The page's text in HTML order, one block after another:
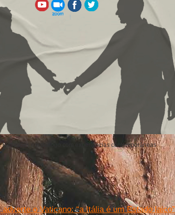
Reflexões em diálogo com experiências contemporâneas
o Vaticano: “a Itália é um Estado laico”